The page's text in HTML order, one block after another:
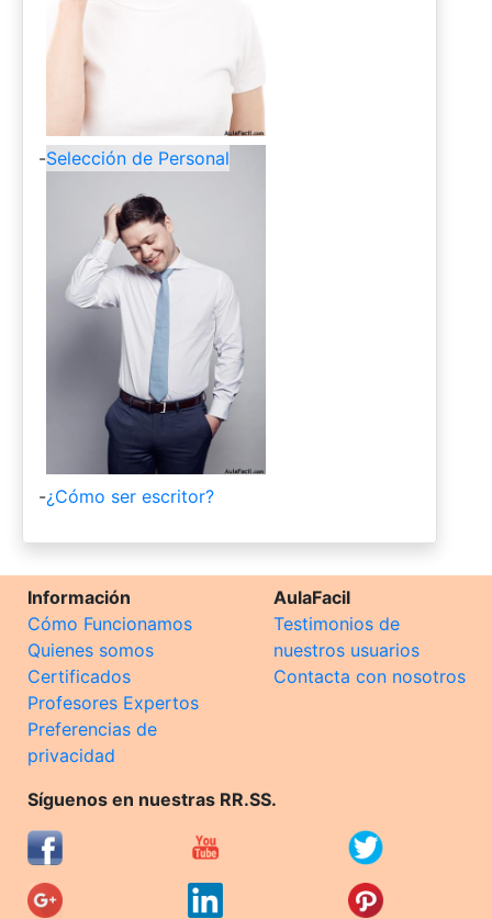
-Selección de Personal
-¿Cómo ser escritor?
Información
Cómo Funcionamos
Quienes somos
Certificados
Profesores Expertos
Preferencias de
privacidad
AulaFacil
Testimonios de
nuestros usuarios
Contacta con nosotros
Síguenos en nuestras RR.SS.